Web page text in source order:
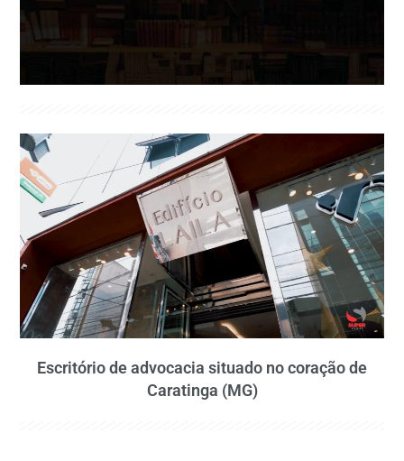
Escritório de advocacia situado no coração de
Caratinga (MG)